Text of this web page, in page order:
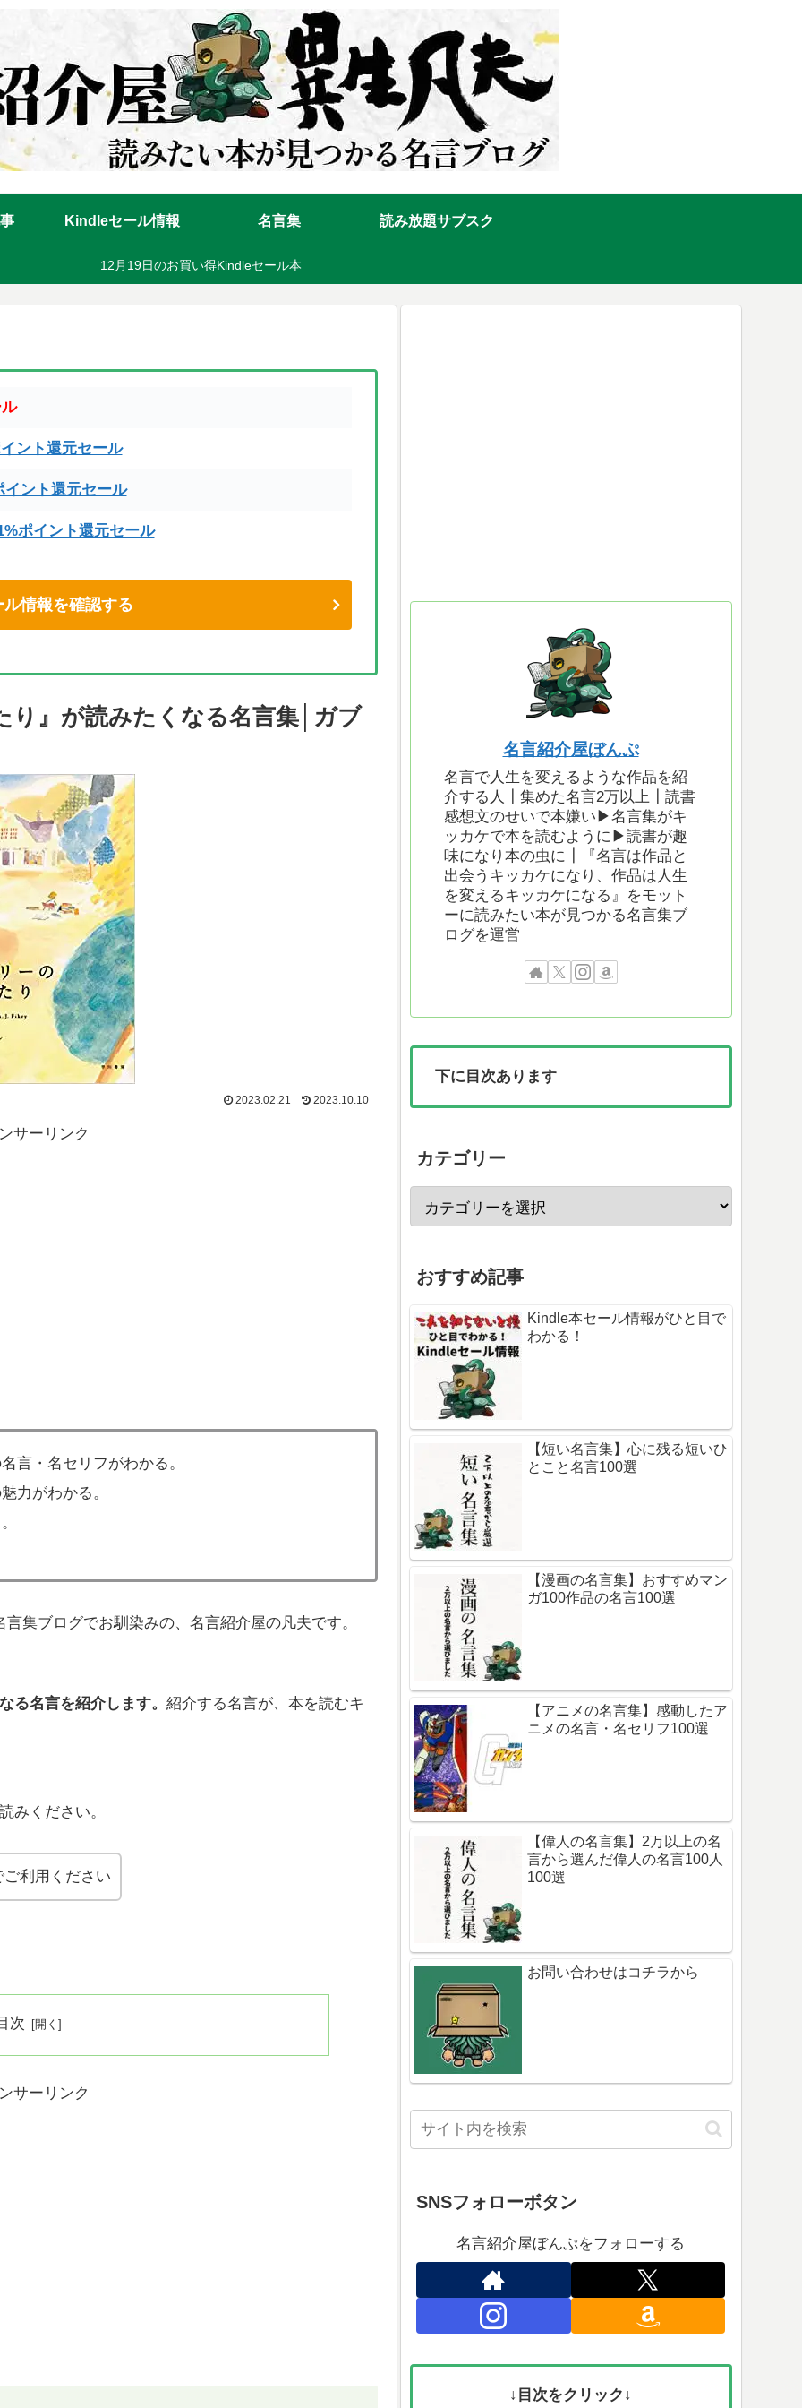
Kindleセール情報 名言集 読み放題サブスク
12月19日のお買い得Kindleセール本
ント還元セール
ント還元セール
ポイント還元セール
情報を確認する
り』が読みたくなる名言集│ガブ
2023.02.21 2023.10.10
サーリンク
言・名セリフがわかる。
力がわかる。
集ブログでお馴染みの、名言紹介屋の凡夫です。
る名言を紹介します。 紹介する名言が、本を読むキ
みください。
利用ください
次
サーリンク
名言紹介屋ぼんぷ
名言で人生を変えるような作品を紹
介する人┃集めた名言2万以上┃読書
感想文のせいで本嫌い▶︎名言集がキ
ッカケで本を読むように▶︎読書が趣
味になり本の虫に┃『名言は作品と
出会うキッカケになり、作品は人生
を変えるキッカケになる』をモット
ーに読みたい本が見つかる名言集ブ
ログを運営
下に目次あります
カテゴリー
おすすめ記事
Kindle本セール情報がひと目で
わかる！
【短い名言集】心に残る短いひ
とこと名言100選
【漫画の名言集】おすすめマン
ガ100作品の名言100選
【アニメの名言集】感動したア
ニメの名言・名セリフ100選
【偉人の名言集】2万以上の名
言から選んだ偉人の名言100人
100選
お問い合わせはコチラから
SNSフォローボタン
名言紹介屋ぼんぷをフォローする
↓目次をクリック↓